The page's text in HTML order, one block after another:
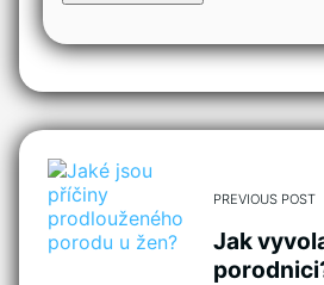
PREVIOUS POST
Jak